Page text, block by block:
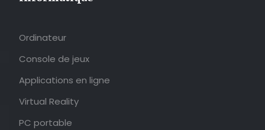
Ordinateur
Console de jeux
Applications en ligne
Virtual Reality
PC portable